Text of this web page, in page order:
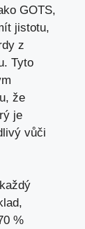
GOTS,
jistotu,
z
Tyto
že
je
vůči
%